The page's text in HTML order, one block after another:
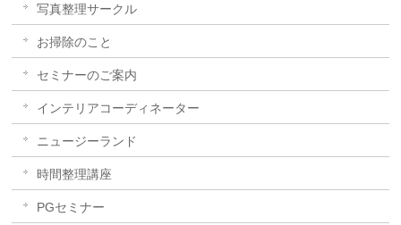
写真整理サークル
お掃除のこと
セミナーのご案内
インテリアコーディネーター
ニュージーランド
時間整理講座
PGセミナー